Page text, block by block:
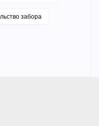
забора